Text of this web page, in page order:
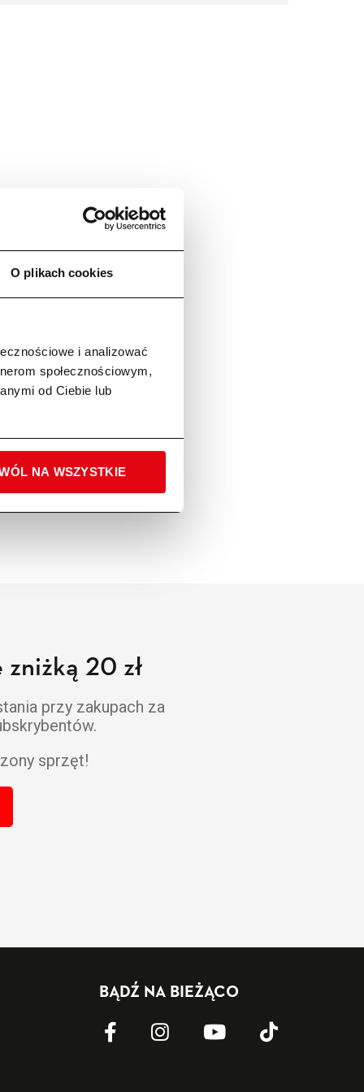
O plikach cookies
i analizować
społecznościowym,
od Ciebie lub
NA WSZYSTKIE
20 zł
przy zakupach za
sprzęt!
BĄDŹ NA BIEŻĄCO